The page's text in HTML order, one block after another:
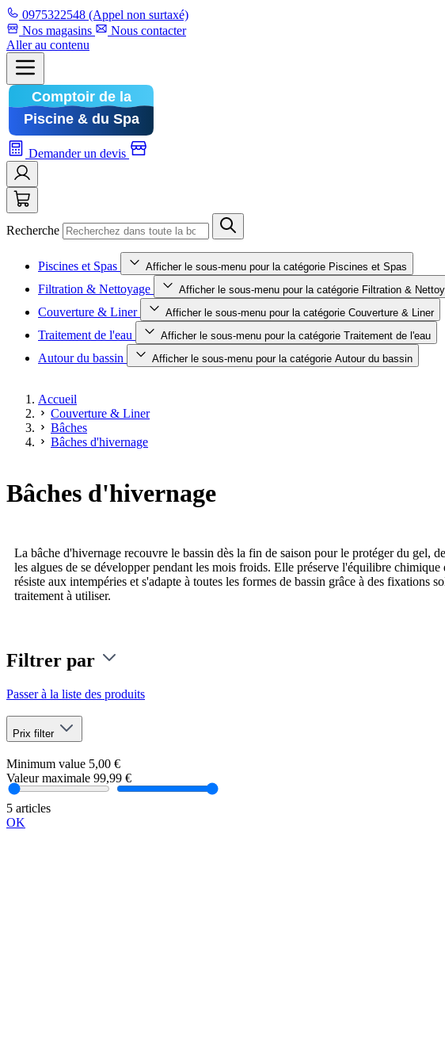
0975322548 (Appel non surtaxé)
Nos magasins
Nous contacter
Aller au contenu
Demander un devis
Recherche
Piscines et Spas Afficher le sous-menu pour la catégorie Piscines et Spas
Filtration & Nettoyage Afficher le sous-menu pour la catégorie Filtration &
Couverture & Liner Afficher le sous-menu pour la catégorie Couverture & Liner
Traitement de l'eau Afficher le sous-menu pour la catégorie Traitement de l'eau
Autour du bassin Afficher le sous-menu pour la catégorie Autour du bassin
Accueil
Couverture & Liner
Bâches
Bâches d'hivernage
Bâches d'hivernage
La bâche d'hivernage recouvre le bassin dès la fin de saison pour le protéger du gel,
les algues de se développer pendant les mois froids. Elle préserve l'équilibre
résiste aux intempéries et s'adapte à toutes les formes de bassin grâce à des
traitement à utiliser.
Filtrer par
Passer à la liste des produits
Prix filter
Minimum value 5,00 €
Valeur maximale 99,99 €
5 articles
OK